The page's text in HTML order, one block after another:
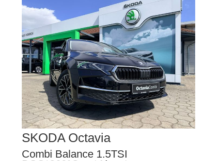
SKODA Octavia
Combi Balance 1.5TSI